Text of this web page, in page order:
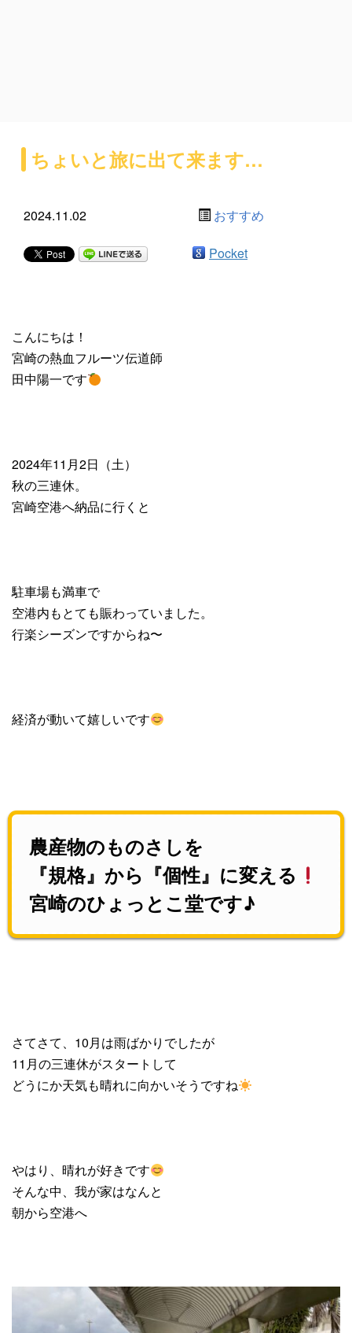
ちょいと旅に出て来ます…
2024.11.02 おすすめ
Pocket
こんにちは！
宮崎の熱血フルーツ伝道師
田中陽一です
2024年11月2日（土）
秋の三連休。
宮崎空港へ納品に行くと
駐車場も満車で
空港内もとても賑わっていました。
行楽シーズンですからね〜
経済が動いて嬉しいです
農産物のものさしを
『規格』から『個性』に変える
宮崎のひょっとこ堂です♪
さてさて、10月は雨ばかりでしたが
11月の三連休がスタートして
どうにか天気も晴れに向かいそうですね
やはり、晴れが好きです
そんな中、我が家はなんと
朝から空港へ